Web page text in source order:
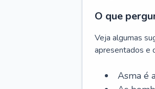
O que
Veja algumas
apresentados e
Asma é